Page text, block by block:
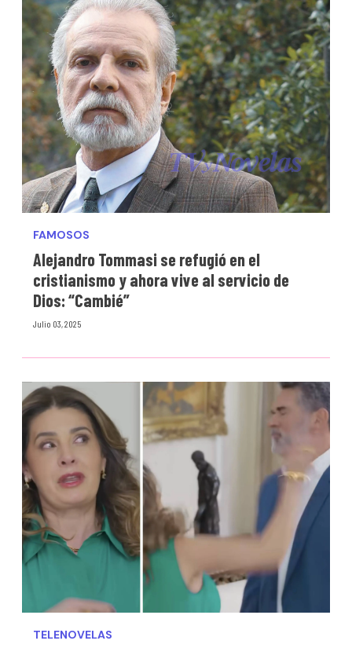
FAMOSOS
Alejandro Tommasi se refugió en el
cristianismo y ahora vive al servicio de
Dios: “Cambié”
Julio 03, 2025
TELENOVELAS